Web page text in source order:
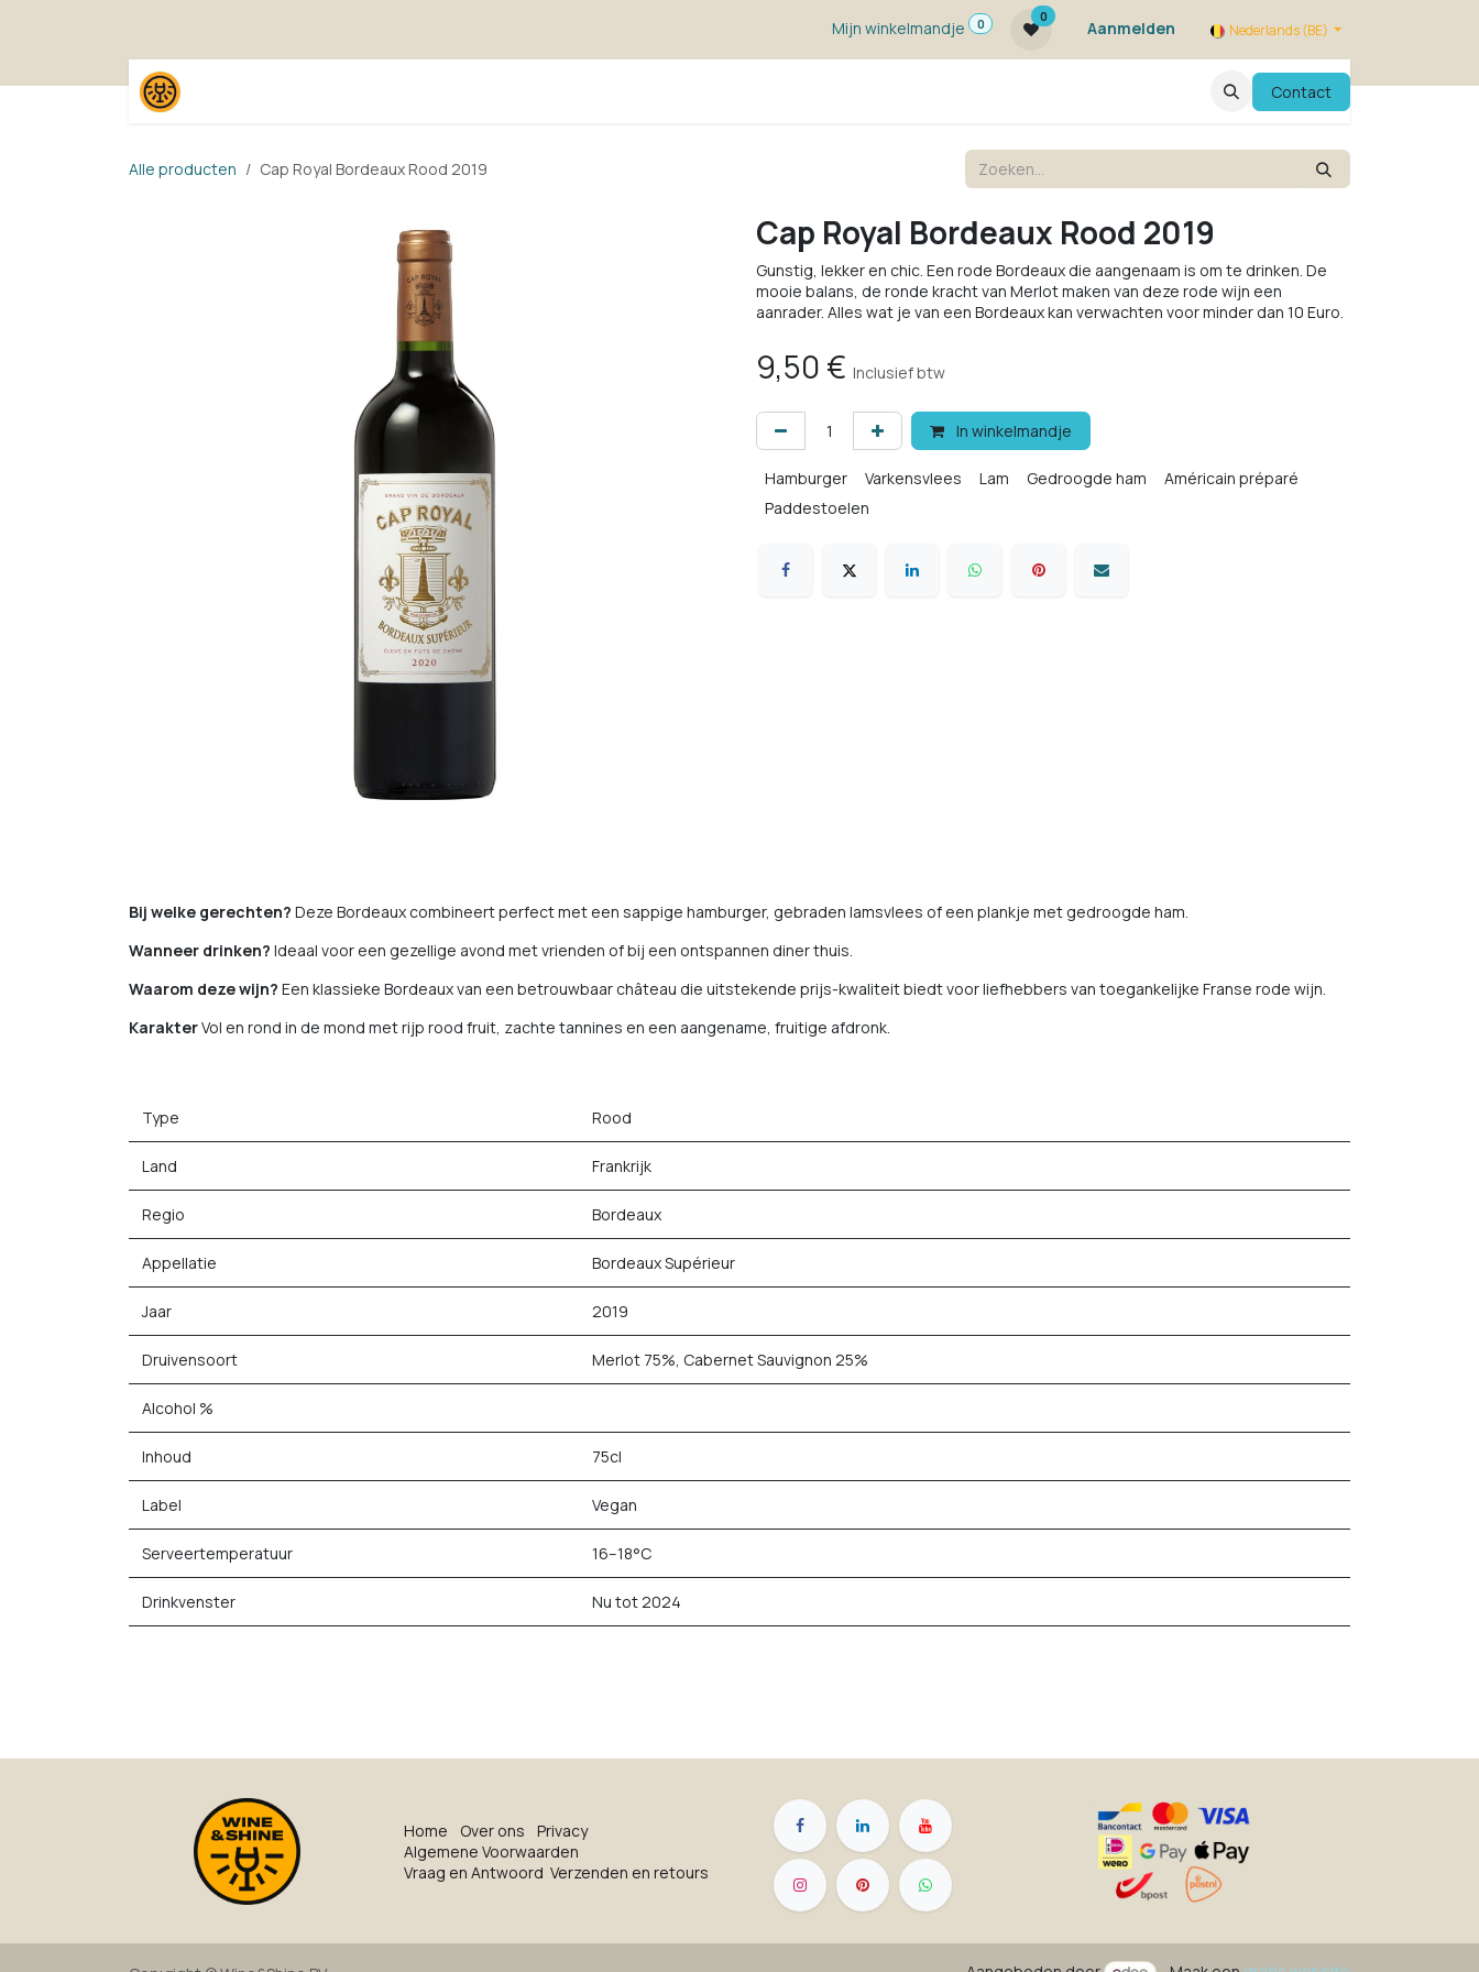
Mijn winkelmandje
0
0
Aanmelden Nederlands (BE)
EvenementenContact
Alle producten Cap Royal Bordeaux Rood 2019
Cap Royal Bordeaux Rood 2019
Gunstig, lekker en chic. Een rode Bordeaux die aangenaam is om te drinken. De
mooie balans, de ronde kracht van Merlot maken van deze rode wijn een
aanrader. Alles wat je van een Bordeaux kan verwachten voor minder dan 10 Euro.
9,50 € Inclusief btw
In winkelmandje
Hamburger Varkensvlees Lam Gedroogde ham
Américain préparé
Paddestoelen
Bij welke gerechten? Deze Bordeaux combineert perfect met een sappige hamburger, gebraden lamsvlees of een plankje met gedroogde ham.
Wanneer drinken? Ideaal voor een gezellige avond met vrienden of bij een ontspannen diner thuis.
Waarom deze wijn? Een klassieke Bordeaux van een betrouwbaar château die uitstekende prijs-kwaliteit biedt voor liefhebbers van toegankelijke Franse rode wijn.
KarakterVol en rond in de mond met rijp rood fruit, zachte tannines en een aangename, fruitige afdronk.
Type Rood
Land Frankrijk
Regio Bordeaux
Appellatie Bordeaux Supérieur
Jaar 2019
Druivensoort Merlot 75%, Cabernet Sauvignon 25%
Alcohol %
Inhoud 75cl
Label Vegan
Serveertemperatuur 16–18°C
Drinkvenster Nu tot 2024
Ho​me O​ve​r on​s
Privacy
Algemene Voorwaarden
Vraag en Antwoord Verzenden en retours